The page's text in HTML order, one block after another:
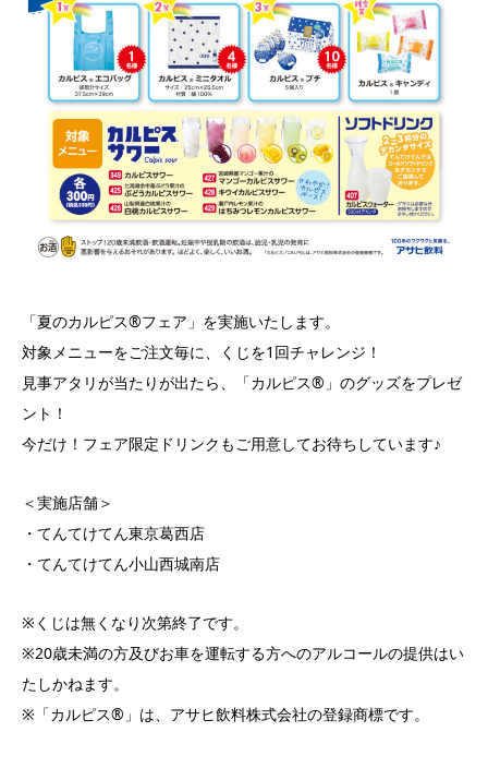
「夏のカルピス®️フェア」を実施いたします。
対象メニューをご注文毎に、くじを1回チャレンジ！
見事アタリが当たりが出たら、「カルピス®️」のグッズをプレゼ
ント！
今だけ！フェア限定ドリンクもご用意してお待ちしています♪
＜実施店舗＞
・てんてけてん東京葛西店
・てんてけてん小山西城南店
※くじは無くなり次第終了です。
※20歳未満の方及びお車を運転する方へのアルコールの提供はい
たしかねます。
※「カルピス®️」は、アサヒ飲料株式会社の登録商標です。